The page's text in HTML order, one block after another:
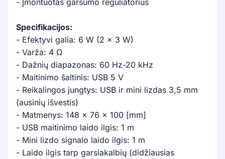
Specifikacijos:
- Efektyvi galia: 6 W (2 x 3 W)
- Varža: 4 Ω
- Dažnių diapazonas: 60 Hz-20 kHz
- Maitinimo šaltinis: USB 5 V
- Reikalingos jungtys: USB ir mini lizdas 3,5 mm
(ausinių išvestis)
- Matmenys: 148 x 76 x 100 [mm]
- USB maitinimo laido ilgis: 1 m
- Mini lizdo signalo laido ilgis: 1 m
- Laido ilgis tarp garsiakalbių (didžiausias